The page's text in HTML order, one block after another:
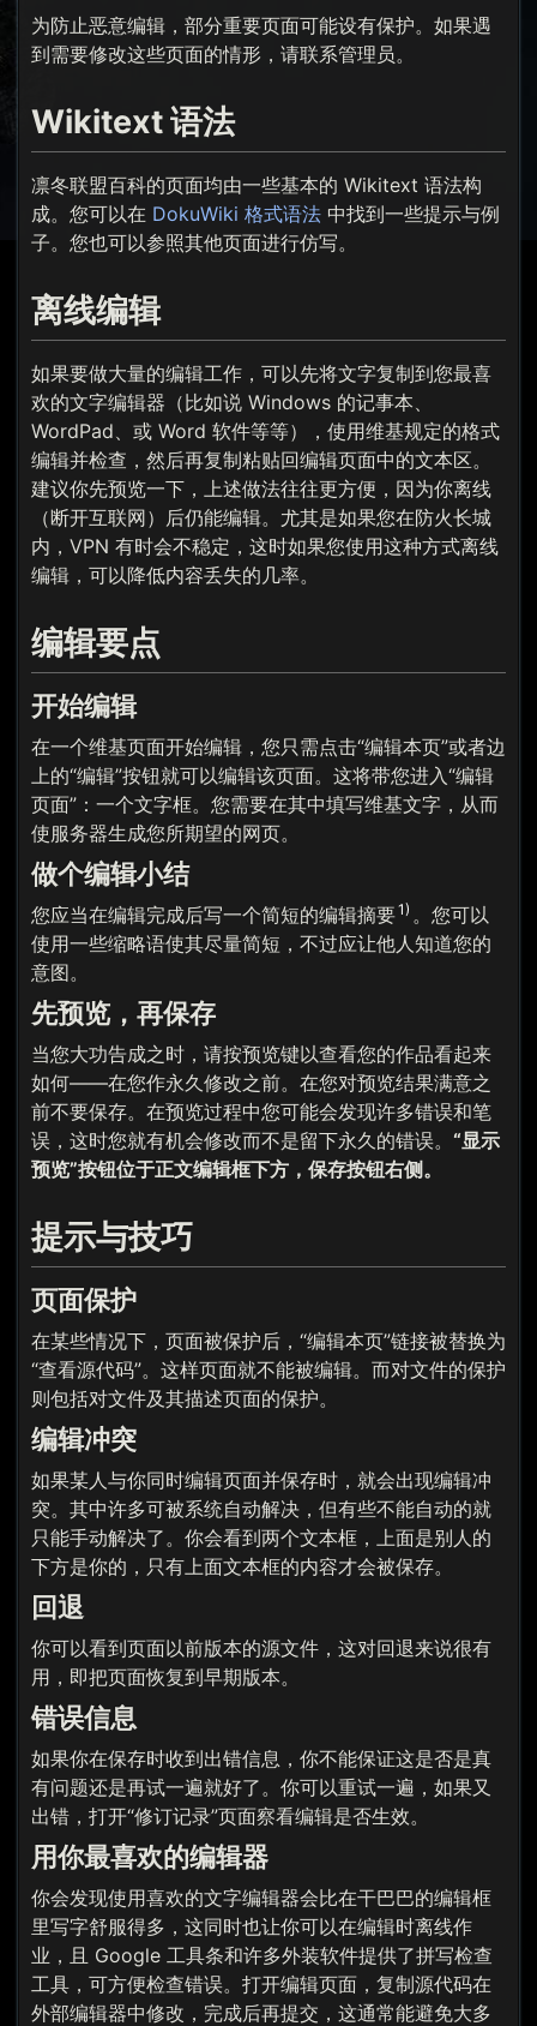
为防止恶意编辑，部分重要页面可能设有保护。如果遇
到需要修改这些页面的情形，请联系管理员。
Wikitext 语法
凛冬联盟百科的页面均由一些基本的 Wikitext 语法构
成。您可以在 DokuWiki 格式语法 中找到一些提示与例
子。您也可以参照其他页面进行仿写。
离线编辑
如果要做大量的编辑工作，可以先将文字复制到您最喜
欢的文字编辑器（比如说 Windows 的记事本、
WordPad、或 Word 软件等等），使用维基规定的格式
编辑并检查，然后再复制粘贴回编辑页面中的文本区。
建议你先预览一下，上述做法往往更方便，因为你离线
（断开互联网）后仍能编辑。尤其是如果您在防火长城
内，VPN 有时会不稳定，这时如果您使用这种方式离线
编辑，可以降低内容丢失的几率。
编辑要点
开始编辑
在一个维基页面开始编辑，您只需点击“编辑本页”或者边
上的“编辑”按钮就可以编辑该页面。这将带您进入“编辑
页面”：一个文字框。您需要在其中填写维基文字，从而
使服务器生成您所期望的网页。
做个编辑小结
您应当在编辑完成后写一个简短的编辑摘要1) 。您可以
使用一些缩略语使其尽量简短，不过应让他人知道您的
意图。
先预览，再保存
当您大功告成之时，请按预览键以查看您的作品看起来
如何——在您作永久修改之前。在您对预览结果满意之
前不要保存。在预览过程中您可能会发现许多错误和笔
误，这时您就有机会修改而不是留下永久的错误。 “显示
预览”按钮位于正文编辑框下方，保存按钮右侧。
提示与技巧
页面保护
在某些情况下，页面被保护后，“编辑本页”链接被替换为
“查看源代码”。这样页面就不能被编辑。而对文件的保护
则包括对文件及其描述页面的保护。
编辑冲突
如果某人与你同时编辑页面并保存时，就会出现编辑冲
突。其中许多可被系统自动解决，但有些不能自动的就
只能手动解决了。你会看到两个文本框，上面是别人的
下方是你的，只有上面文本框的内容才会被保存。
回退
你可以看到页面以前版本的源文件，这对回退来说很有
用，即把页面恢复到早期版本。
错误信息
如果你在保存时收到出错信息，你不能保证这是否是真
有问题还是再试一遍就好了。你可以重试一遍，如果又
出错，打开“修订记录”页面察看编辑是否生效。
用你最喜欢的编辑器
你会发现使用喜欢的文字编辑器会比在干巴巴的编辑框
里写字舒服得多，这同时也让你可以在编辑时离线作
业，且 Google 工具条和许多外装软件提供了拼写检查
工具，可方便检查错误。打开编辑页面，复制源代码在
外部编辑器中修改，完成后再提交，这通常能避免大多